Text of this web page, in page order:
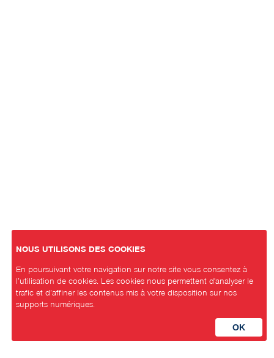
NOUS UTILISONS DES COOKIES
En poursuivant votre navigation sur notre site vous consentez à
l’utilisation de cookies. Les cookies nous permettent d'analyser le
trafic et d’affiner les contenus mis à votre disposition sur nos
supports numériques.